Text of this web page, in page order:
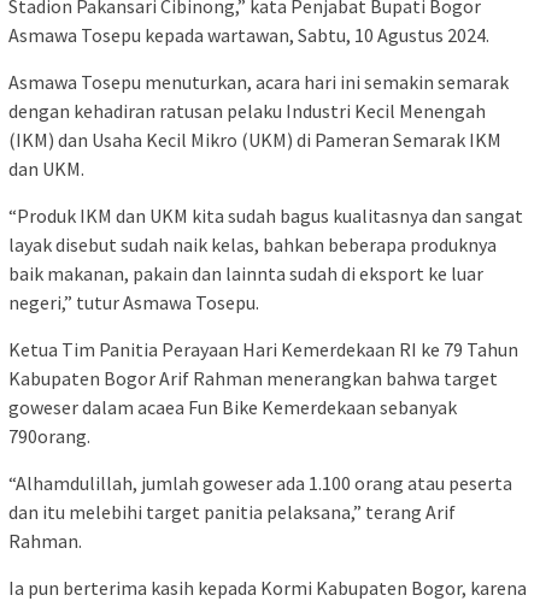
Stadion Pakansari Cibinong,” kata Penjabat Bupati Bogor
Asmawa Tosepu kepada wartawan, Sabtu, 10 Agustus 2024.
Asmawa Tosepu menuturkan, acara hari ini semakin semarak
dengan kehadiran ratusan pelaku Industri Kecil Menengah
(IKM) dan Usaha Kecil Mikro (UKM) di Pameran Semarak IKM
dan UKM.
“Produk IKM dan UKM kita sudah bagus kualitasnya dan sangat
layak disebut sudah naik kelas, bahkan beberapa produknya
baik makanan, pakain dan lainnta sudah di eksport ke luar
negeri,” tutur Asmawa Tosepu.
Ketua Tim Panitia Perayaan Hari Kemerdekaan RI ke 79 Tahun
Kabupaten Bogor Arif Rahman menerangkan bahwa target
goweser dalam acaea Fun Bike Kemerdekaan sebanyak
790orang.
“Alhamdulillah, jumlah goweser ada 1.100 orang atau peserta
dan itu melebihi target panitia pelaksana,” terang Arif
Rahman.
Ia pun berterima kasih kepada Kormi Kabupaten Bogor, karena